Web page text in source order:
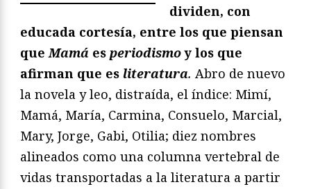
dividen, con
educada cortesía, entre los que piensan
queMamá es periodismoy los que
afirman que es literatura. Abro de nuevo
la novela y leo, distraída, el índice: Mimí,
Mamá, María, Carmina, Consuelo, Marcial,
Mary, Jorge, Gabi, Otilia; diez nombres
alineados como una columna vertebral de
vidas transportadas a la literatura a partir